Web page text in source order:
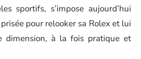
sportifs, s’impose aujourd’hui
pour relooker sa Rolex et lui
dimension, à la fois pratique et